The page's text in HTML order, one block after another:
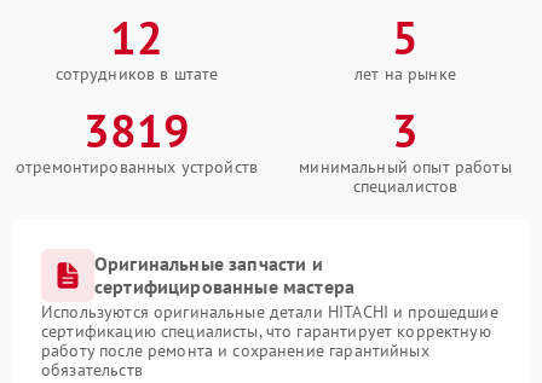
12
сотрудников в штате
5
лет на рынке
3819
отремонтированных устройств
3
минимальный опыт работы
специалистов
Оригинальные запчасти и
сертифицированные мастера
Используются оригинальные детали HITACHI и прошедшие
сертификацию специалисты, что гарантирует корректную
работу после ремонта и сохранение гарантийных
обязательств